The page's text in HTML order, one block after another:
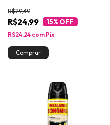
R$24,99
R$29,39
15% OFF
R$24,24 com Pix